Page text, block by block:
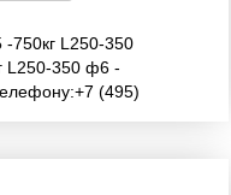
L250-350
L250-350 ф6 -
(495)